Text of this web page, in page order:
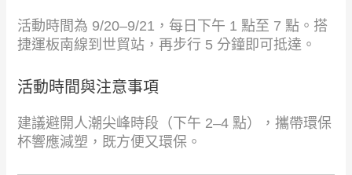
活動時間為 9/20–9/21，每日下午 1 點至 7 點。搭
捷運板南線到世貿站，再步行 5 分鐘即可抵達。
活動時間與注意事項
建議避開人潮尖峰時段（下午 2–4 點），攜帶環保
杯響應減塑，既方便又環保。